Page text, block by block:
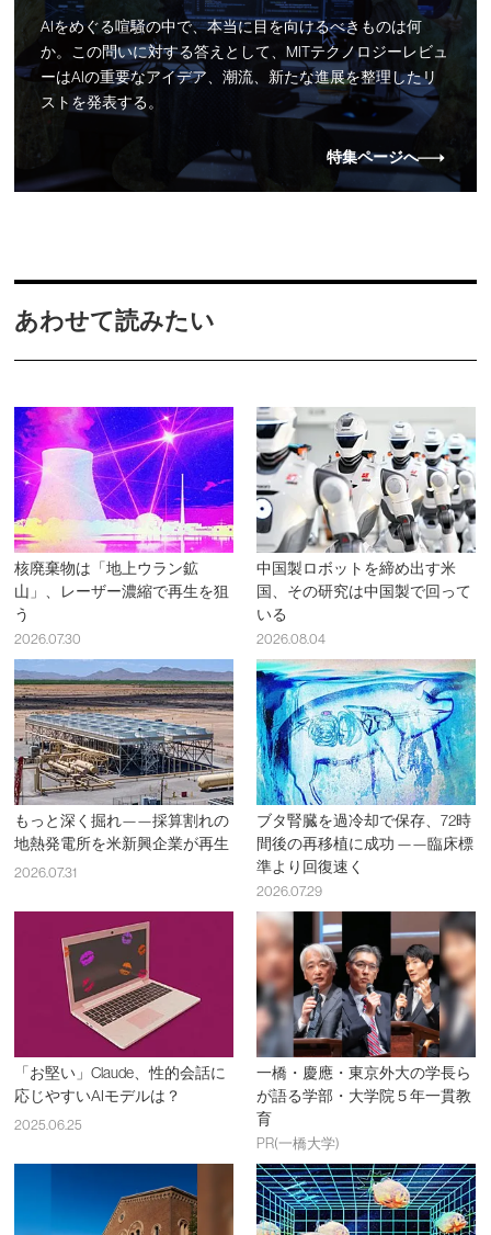
AIをめぐる喧騒の中で、本当に目を向けるべきものは何
か。この問いに対する答えとして、MITテクノロジーレビュ
ーはAIの重要なアイデア、潮流、新たな進展を整理したリ
ストを発表する。
特集ページへ
あわせて読みたい
核廃棄物は「地上ウラン鉱
山」、レーザー濃縮で再生を狙
う
2026.07.30
中国製ロボットを締め出す米
国、その研究は中国製で回って
いる
2026.08.04
もっと深く掘れ——採算割れの
地熱発電所を米新興企業が再生
2026.07.31
ブタ腎臓を過冷却で保存、72時
間後の再移植に成功 ——臨床標
準より回復速く
2026.07.29
「お堅い」Claude、性的会話に
応じやすいAIモデルは？
2025.06.25
一橋・慶應・東京外大の学長ら
が語る学部・大学院５年一貫教
育
PR(一橋大学)